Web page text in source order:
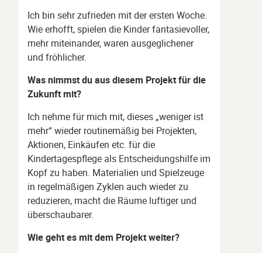
Ich bin sehr zufrieden mit der ersten Woche.
Wie erhofft, spielen die Kinder fantasievoller,
mehr miteinander, waren ausgeglichener
und fröhlicher.
Was nimmst du aus diesem Projekt für die
Zukunft mit?
Ich nehme für mich mit, dieses „weniger ist
mehr“ wieder routinemäßig bei Projekten,
Aktionen, Einkäufen etc. für die
Kindertagespflege als Entscheidungshilfe im
Kopf zu haben. Materialien und Spielzeuge
in regelmäßigen Zyklen auch wieder zu
reduzieren, macht die Räume luftiger und
überschaubarer.
Wie geht es mit dem Projekt weiter?